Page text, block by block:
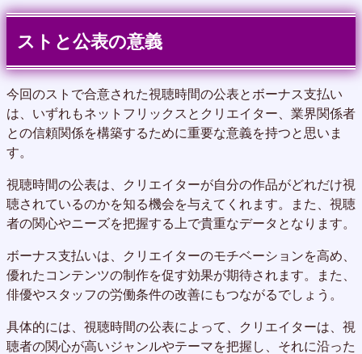
ストと公表の意義
今回のストで合意された視聴時間の公表とボーナス支払い
は、いずれもネットフリックスとクリエイター、業界関係者
との信頼関係を構築するために重要な意義を持つと思いま
す。
視聴時間の公表は、クリエイターが自分の作品がどれだけ視
聴されているのかを知る機会を与えてくれます。また、視聴
者の関心やニーズを把握する上で貴重なデータとなります。
ボーナス支払いは、クリエイターのモチベーションを高め、
優れたコンテンツの制作を促す効果が期待されます。また、
俳優やスタッフの労働条件の改善にもつながるでしょう。
具体的には、視聴時間の公表によって、クリエイターは、視
聴者の関心が高いジャンルやテーマを把握し、それに沿った